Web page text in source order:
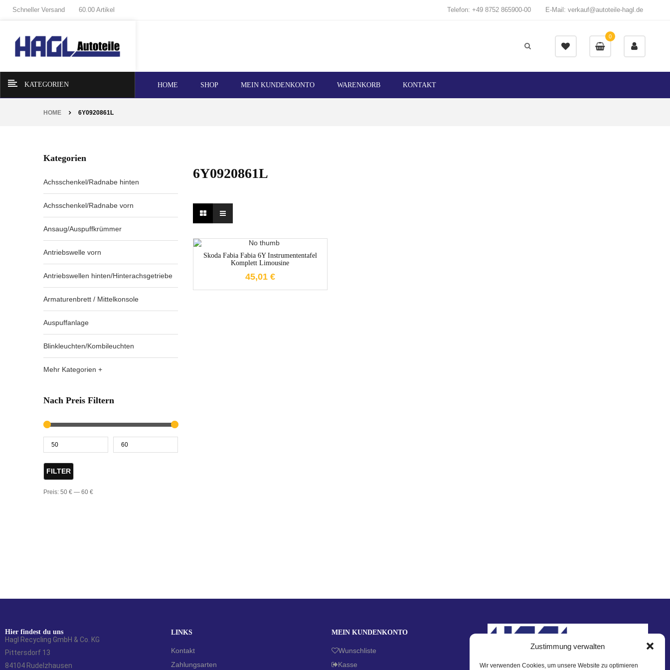
Zustimmung verwalten
Wir verwenden Cookies, um unsere Website zu optimieren
Schneller Versand 60.00 Artikel Telefon: +49 8752 865900-00 E-Mail: verkauf@autoteile-hagl.de
0
KATEGORIEN HOME SHOP MEIN KUNDENKONTO WARENKORB KONTAKT
HOME 6Y0920861L
Kategorien
Achsschenkel/Radnabe hinten
Achsschenkel/Radnabe vorn
Ansaug/Auspuffkrümmer
Antriebswelle vorn
Antriebswellen hinten/Hinterachsgetriebe
Armaturenbrett / Mittelkonsole
Auspuffanlage
Blinkleuchten/Kombileuchten
Mehr Kategorien +
Nach Preis Filtern
FILTER
Preis: 50 € — 60 €
6Y0920861L
Skoda Fabia Fabia 6Y Instrumententafel
Komplett Limousine
45,01 €
1-3 Werktage
Hier findest du uns
Hagl Recycling GmbH & Co. KG
Pittersdorf 13
84104 Rudelzhausen
LINKS
Kontakt
Zahlungsarten
MEIN KUNDENKONTO
Wunschliste
Kasse